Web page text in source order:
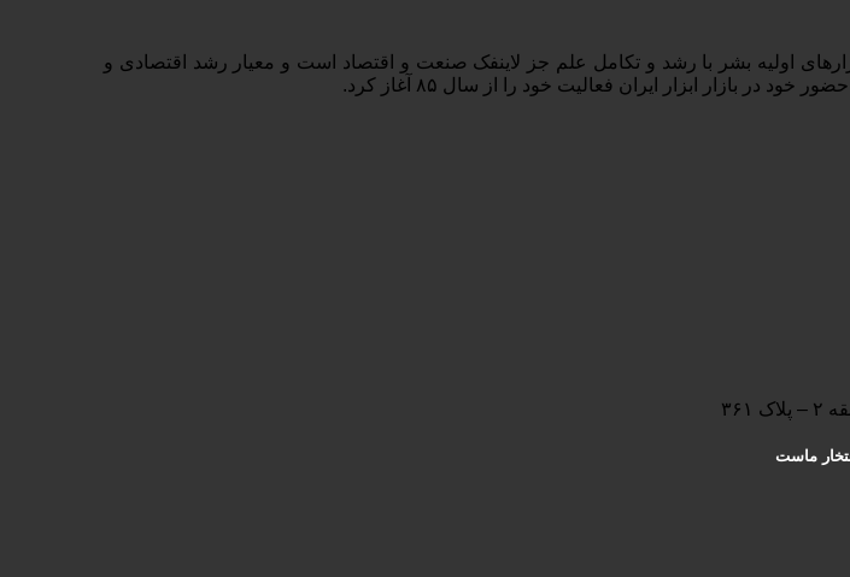
اولیه بشر با رشد و تکامل علم جز لاینفک صنعت و اقتصاد است و معیار رشد اقتصادی و
ماست